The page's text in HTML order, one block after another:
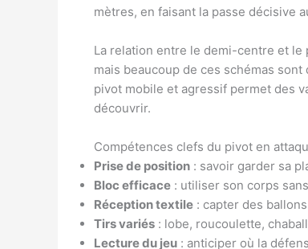
mètres, en faisant la passe décisive
La relation entre le demi-centre et
mais beaucoup de ces schémas
pivot mobile et agressif permet des
découvrir.
Compétences clefs du pivot en
Prise de position : savoir garder sa
Bloc efficace : utiliser son corps
Réception textile : capter des
Tirs variés : lobe, roucoulette,
Lecture du jeu : anticiper où la